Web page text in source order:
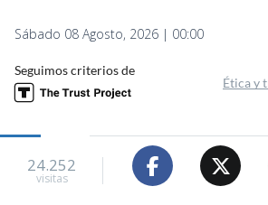
Sábado 08 Agosto, 2026 | 00:00
Seguimos criterios de
Ética y
24.252
visitas